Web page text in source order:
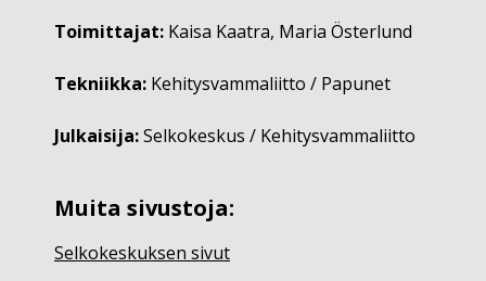
Toimittajat: Kaisa Kaatra, Maria Österlund
Tekniikka: Kehitysvammaliitto / Papunet
Julkaisija:Selkokeskus / Kehitysvammaliitto
Muita sivustoja:
Selkokeskuksen sivut